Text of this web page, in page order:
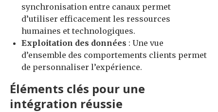
synchronisation entre canaux permet
d’utiliser efficacement les ressources
humaines et technologiques.
Exploitation des données : Une vue
d’ensemble des comportements clients permet
de personnaliser l’expérience.
Éléments clés pour une
intégration réussie